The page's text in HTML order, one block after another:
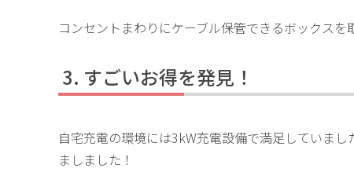
コンセントまわりにケーブル保管できるボックスを
すごいお得を発見！
自宅充電の環境には3kW充電設備で満足していま
ましました！